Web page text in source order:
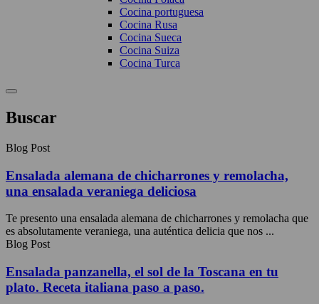
Cocina portuguesa
Cocina Rusa
Cocina Sueca
Cocina Suiza
Cocina Turca
Buscar
Blog Post
Ensalada alemana de chicharrones y remolacha,
una ensalada veraniega deliciosa
Te presento una ensalada alemana de chicharrones y remolacha que
es absolutamente veraniega, una auténtica delicia que nos ...
Blog Post
Ensalada panzanella, el sol de la Toscana en tu
plato. Receta italiana paso a paso.